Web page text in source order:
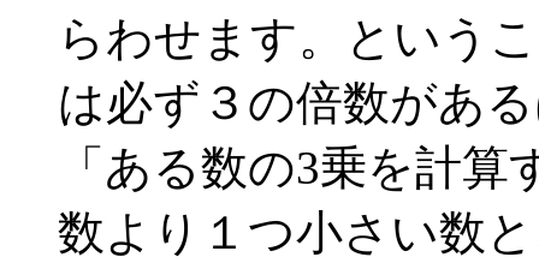
らわせます。という
は必ず３の倍数があ
「ある数の3乗を計
数より１つ小さい数